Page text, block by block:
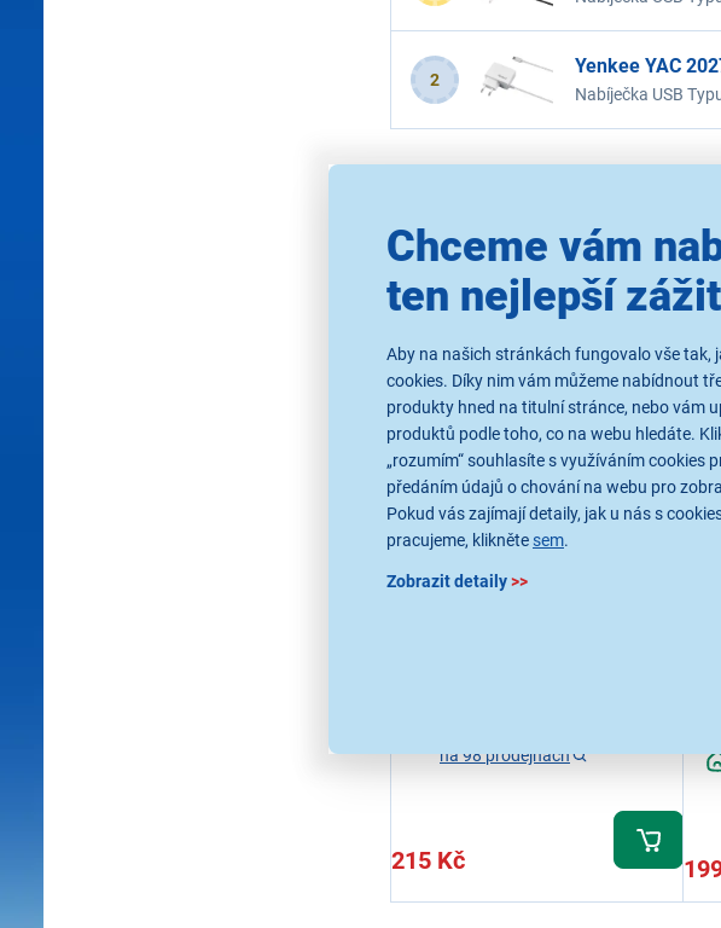
Chceme vám
ten nejlepší
Aby na našich stránkách fungovalo vše tak,
cookies. Díky nim vám můžeme nabídnout
produkty hned na titulní stránce, nebo vám
produktů podle toho, co na webu hledáte.
„rozumím“ souhlasíte s využíváním cookies
předáním údajů o chování na webu pro
Pokud vás zajímají detaily, jak u nás s
pracujeme, klikněte sem.
Zobrazit detaily>>
2
Yenkee YAC
Nabíječka USB
Nejprodávanější Od
VÝPRODEJ
1x
Yenkee YAC 2027WH
na 98 prodejnách
215 Kč